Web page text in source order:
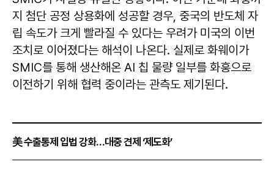
지 첨단 공정 상용화에 성공할 경우, 중국의 반도체 자
립 속도가 크게 빨라질 수 있다는 우려가 미국의 이번
조치로 이어졌다는 해석이 나온다. 실제로 화웨이가
SMIC를 통해 생산해온 AI 칩 물량 일부를 화훙으로
이전하기 위해 협력 중이라는 관측도 제기된다.
美 수출통제 입법 강화…대중 견제 ‘제도화’